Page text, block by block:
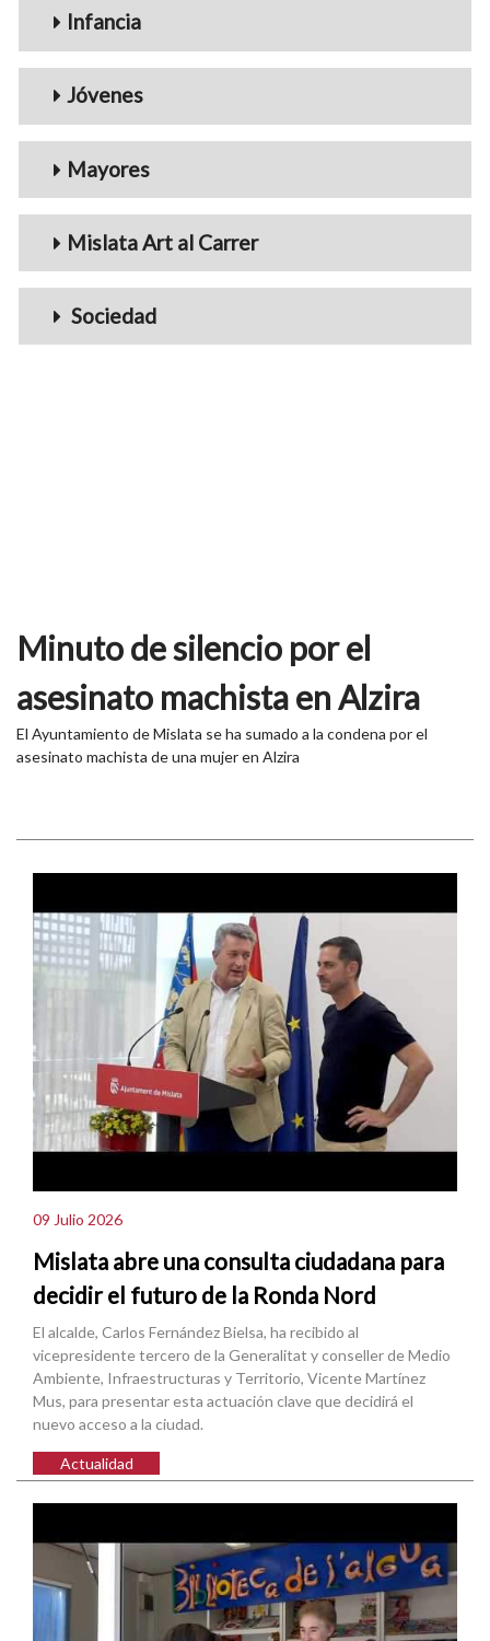
Infancia
Jóvenes
Mayores
Mislata Art al Carrer
Sociedad
Minuto de silencio por el
asesinato machista en Alzira
El Ayuntamiento de Mislata se ha sumado a la condena por el
asesinato machista de una mujer en Alzira
09 Julio 2026
Mislata abre una consulta ciudadana para
decidir el futuro de la Ronda Nord
El alcalde, Carlos Fernández Bielsa, ha recibido al
vicepresidente tercero de la Generalitat y conseller de Medio
Ambiente, Infraestructuras y Territorio, Vicente Martínez
Mus, para presentar esta actuación clave que decidirá el
nuevo acceso a la ciudad.
Actualidad